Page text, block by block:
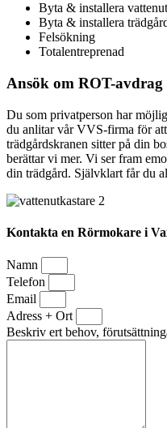
Byta & installera
Byta & installera
Felsökning
Totalentreprenad
Ansök om ROT-avdrag
Du som privatperson har
du anlitar vår VVS-firma för
trädgårdskranen sitter på din
berättar vi mer. Vi ser fram
din trädgård. Självklart får du
Kontakta en Rörmokare i
Namn
Telefon
Email
Adress + Ort
Beskriv ert behov,